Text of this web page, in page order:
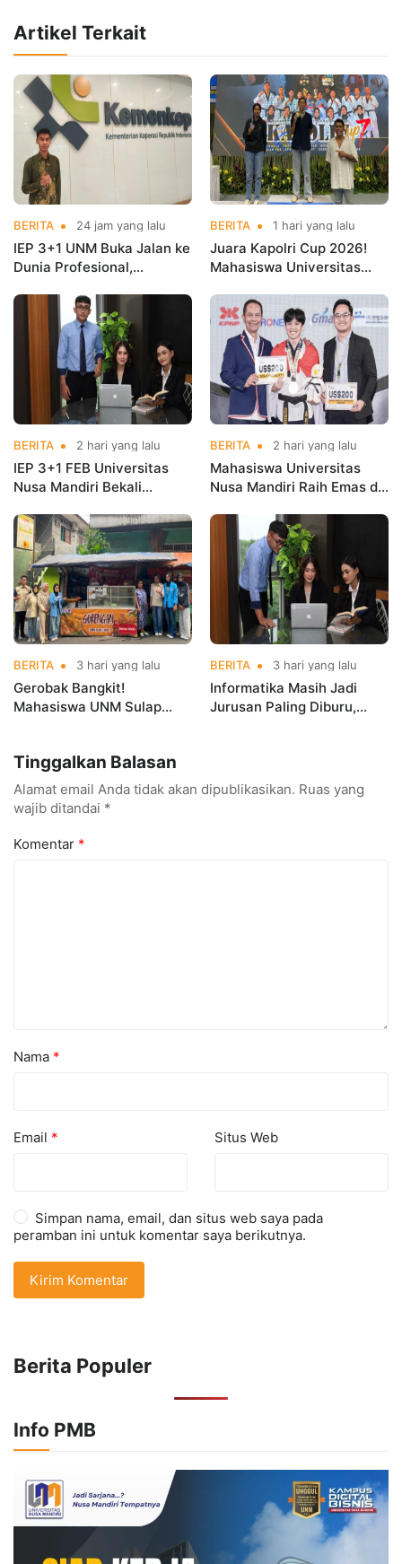
Artikel Terkait
BERITA 24 jam yang lalu
IEP 3+1 UNM Buka Jalan ke
Dunia Profesional,
Kementerian Koperasi
BERITA 1 hari yang lalu
Juara Kapolri Cup 2026!
Mahasiswa Universitas
Nama Kampus di Kejurnas
Taekwondo
BERITA 2 hari yang lalu
IEP 3+1 FEB Universitas
Nusa Mandiri Bekali
Kerja Sebelum Lulus
BERITA 2 hari yang lalu
Mahasiswa Universitas
Nusa Mandiri Raih Emas di
Indonesia Open
Championships 2026
BERITA 3 hari yang lalu
Gerobak Bangkit!
Mahasiswa UNM Sulap
BERITA 3 hari yang lalu
Informatika Masih Jadi
Jurusan Paling Diburu,
Tinggalkan Balasan
Alamat email Anda tidak akan dipublikasikan. Ruas yang
wajib ditandai *
Komentar *
Nama *
Email * Situs Web
Simpan nama, email, dan situs web saya pada
peramban ini untuk komentar saya berikutnya.
Berita Populer
Info PMB